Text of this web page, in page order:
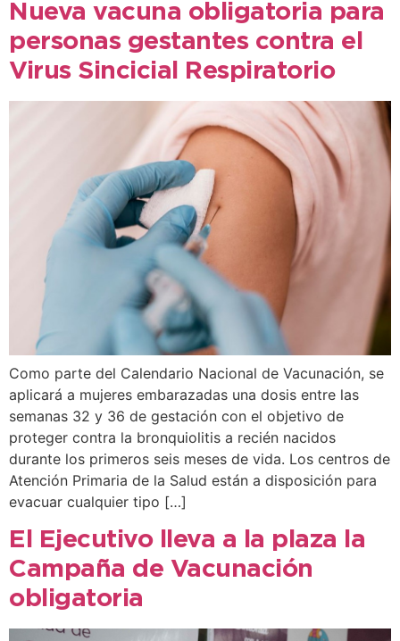
Nueva vacuna obligatoria para
personas gestantes contra el
Virus Sincicial Respiratorio
Como parte del Calendario Nacional de Vacunación, se
aplicará a mujeres embarazadas una dosis entre las
semanas 32 y 36 de gestación con el objetivo de
proteger contra la bronquiolitis a recién nacidos
durante los primeros seis meses de vida. Los centros de
Atención Primaria de la Salud están a disposición para
evacuar cualquier tipo […]
El Ejecutivo lleva a la plaza la
Campaña de Vacunación
obligatoria